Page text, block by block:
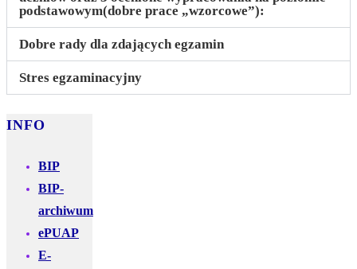
podstawowym(dobre prace „wzorcowe”):
Dobre rady dla zdających egzamin
Stres egzaminacyjny
INFO
BIP
BIP-
archiwum
ePUAP
E-